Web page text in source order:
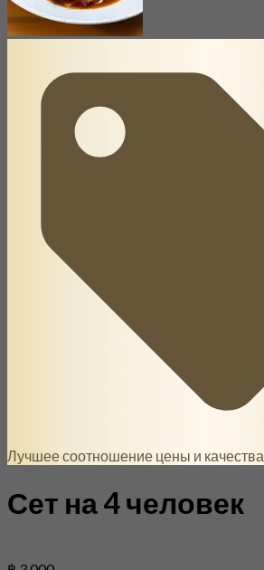
Лучшее соотношение цены и качества
Сет на 4 человек